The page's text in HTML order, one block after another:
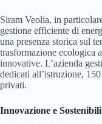
Siram Veolia, in
gestione efficiente di
una presenza storica sul
trasformazione ecologica
innovative. L’azienda
dedicati all’istruzione,
privati.
Innovazione e